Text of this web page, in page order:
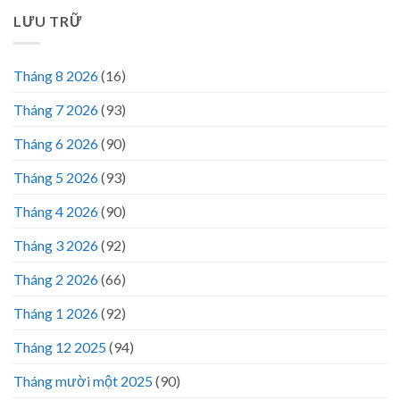
LƯU TRỮ
Tháng 8 2026(16)
Tháng 7 2026(93)
Tháng 6 2026(90)
Tháng 5 2026(93)
Tháng 4 2026(90)
Tháng 3 2026(92)
Tháng 2 2026(66)
Tháng 1 2026(92)
Tháng 12 2025(94)
Tháng mười một 2025(90)